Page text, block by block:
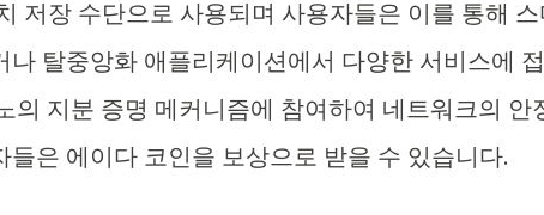
저장 수단으로 사용되며 사용자들은 이를 통해
탈중앙화 애플리케이션에서 다양한 서비스에 접
의 지분 증명 메커니즘에 참여하여 네트워크의 안
은 에이다 코인을 보상으로 받을 수 있습니다.